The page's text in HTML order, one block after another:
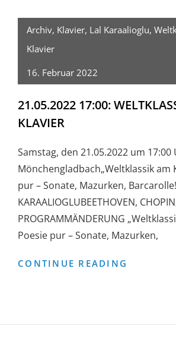
AM
Archiv, Klavier, Lal Karaalioglu,
Klavier
16. Februar 2022
21.05.2022 17:00:
KLAVIER
Samstag, den 21.05.2022 um 17:00
Mönchengladbach„Weltklassik am
pur – Sonate, Mazurken,
KARAALIOGLUBEETHOVEN,
PROGRAMMÄNDERUNG
Poesie pur – Sonate, Mazurken,
CONTINUE READING
KLAVIER